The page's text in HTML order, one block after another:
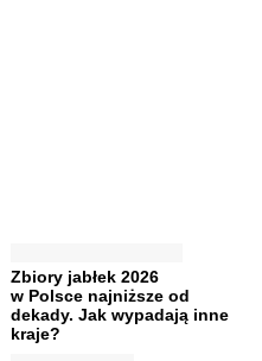
Zbiory jabłek 2026
w Polsce najniższe od
dekady. Jak wypadają inne
kraje?